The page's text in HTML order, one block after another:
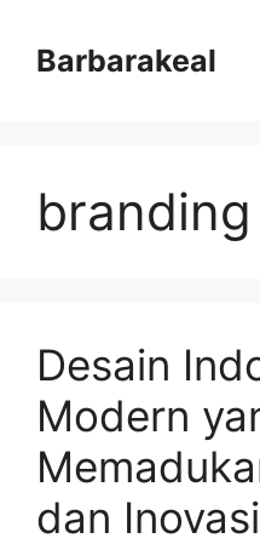
contentBarbarakeal
branding
Desain
Modern
dan Inovasi